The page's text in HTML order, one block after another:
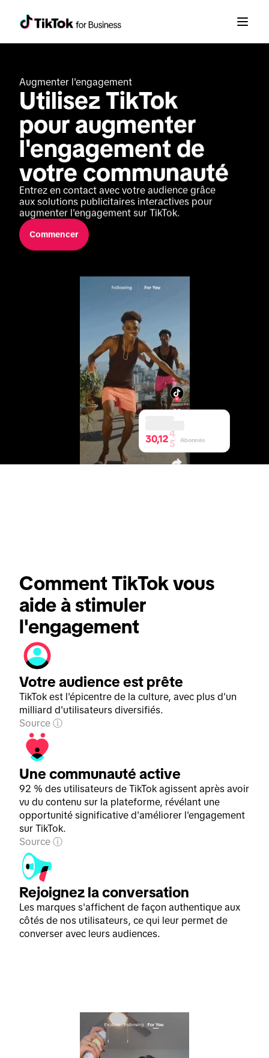
Augmenter l'engagement
Utilisez TikTok
pour augmenter
l'engagement de
votre communauté
Entrez en contact avec votre audience grâce
aux solutions publicitaires interactives pour
augmenter l'engagement sur TikTok.
Commencer
Comment TikTok vous
aide à stimuler
l'engagement
Votre audience est prête
TikTok est l'épicentre de la culture, avec plus d'un
milliard d'utilisateurs diversifiés.
Source
Une communauté active
92 % des utilisateurs de TikTok agissent après avoir
vu du contenu sur la plateforme, révélant une
opportunité significative d'améliorer l'engagement
sur TikTok.
Source
Rejoignez la conversation
Les marques s'affichent de façon authentique aux
côtés de nos utilisateurs, ce qui leur permet de
converser avec leurs audiences.